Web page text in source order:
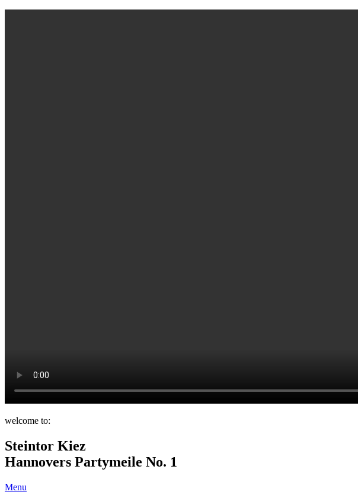
welcome to:
Steintor Kiez
Hannovers Partymeile No. 1
Menu